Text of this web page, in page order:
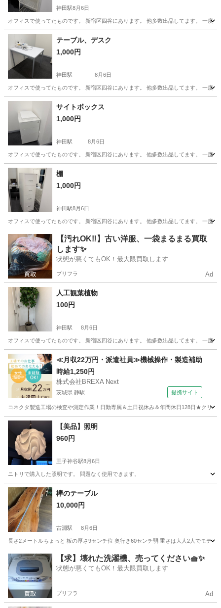
神田駅8月6日
オフィスで使ってたものです。 新宿区四谷にあります。 他多数出品してます。 一度
東京 千代田区 神田駅 家具
テーブル、デスク
1,000円
神田駅 8月6日
オフィスで使ってたものです。 新宿区四谷にあります。 他多数出品してます。 一度
東京 千代田区 神田駅
サイトボックス
1,000円
神田駅 8月6日
オフィスで使ってたものです。 新宿区四谷にあります。 他多数出品してます。 一度
東京 千代田区 棚
1,000円
神田駅8月6日
オフィスで使ってたものです。 新宿区四谷にあります。 他多数出品してます。 一度
東京 千代田区 神田駅 オフィス用家具 オフィス
【汚れOK‼️】古い洋服、一袋まるまる買取
します✨
状態が悪くてもOK！最大限買取します
プリフラ Ad
人工観葉植物
100円
神田駅 8月6日
オフィスで使ってたものです。 新宿区四谷にあります。 他多数出品してます。 一度
東京 千代田区 神田駅 インテリア雑貨/小物 観葉植物
≪月収22万円・派遣社員≫機械操作・製造補助
時給1,250円
株式会社BREXA Next
茨城県 静駅 提携サイト
コネクタ製造工場の検査や測定作業！日勤専属＆土日祝休み＆年間休日128日★クリ
茨城 常陸大宮市 静駅 その他
【美品】照明
960円
王子神谷駅8月6日
ニトリで購入した照明です。 問題なく使用できます。
東京 北区 王子神谷駅
欅のテーブル
10,000円
古淵駅 8月6日
長さ2メートルちょっと 板の厚さ9センチ位 奥行き60センチ弱 重さは大人2人でモテ
東京 町田市 古淵駅 テーブル 重さ
【求】壊れた洗濯機、売ってください🧺✨
状態が悪くてもOK！最大限買取します
プリフラ Ad